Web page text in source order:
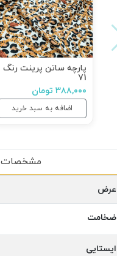
پارچه ساتن پرینت رنگ
71
۳۸۸,۰۰۰ تومان
اضافه به سبد خرید
مشخصات
عرض
ضخامت
ایستایی